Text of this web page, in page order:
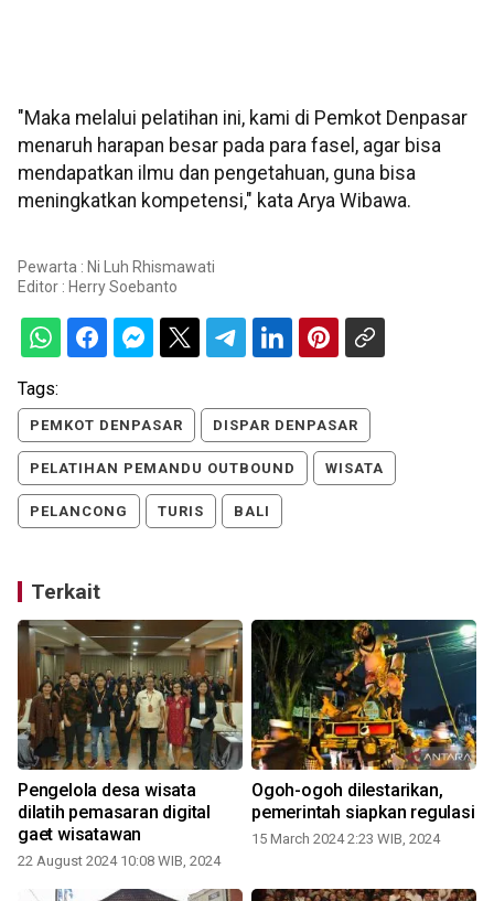
"Maka melalui pelatihan ini, kami di Pemkot Denpasar
menaruh harapan besar pada para fasel, agar bisa
mendapatkan ilmu dan pengetahuan, guna bisa
meningkatkan kompetensi," kata Arya Wibawa.
Pewarta : Ni Luh Rhismawati
Editor : Herry Soebanto
Tags:
PEMKOT DENPASAR DISPAR DENPASAR
PELATIHAN PEMANDU OUTBOUND WISATA
PELANCONG TURIS BALI
Terkait
Pengelola desa wisata
dilatih pemasaran digital
gaet wisatawan
22 August 2024 10:08 WIB, 2024
Ogoh-ogoh dilestarikan,
pemerintah siapkan regulasi
15 March 2024 2:23 WIB, 2024